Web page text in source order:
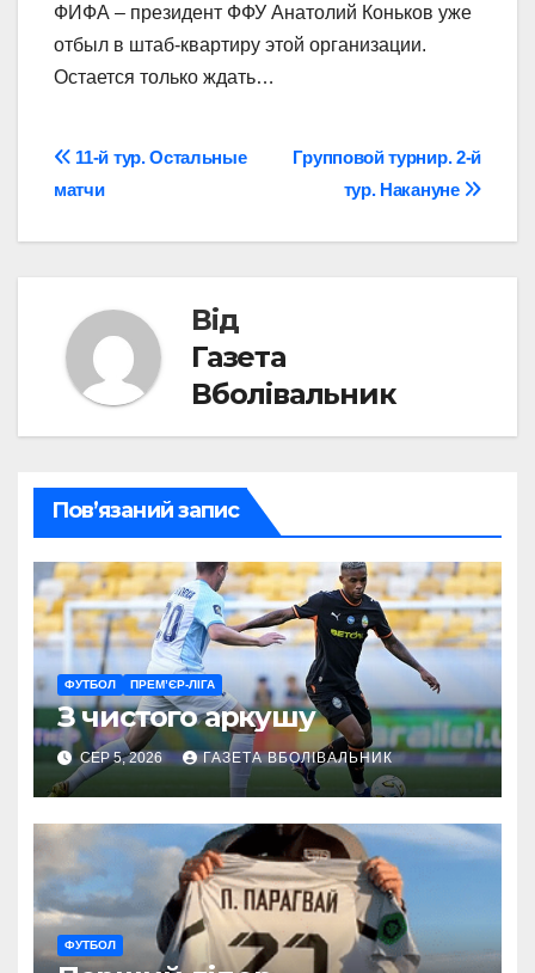
ФИФА – президент ФФУ Анатолий Коньков уже
отбыл в штаб-квартиру этой организации.
Остается только ждать…
Навігація
Групповой турнир. 2-й
тур. Накануне
11-й тур. Остальные
матчи
Від
Газета
Вболівальник
Пов’язаний запис
ФУТБОЛ ПРЕМ’ЄР-ЛІГА
З чистого аркушу
СЕР 5, 2026 ГАЗЕТА ВБОЛІВАЛЬНИК
ФУТБОЛ